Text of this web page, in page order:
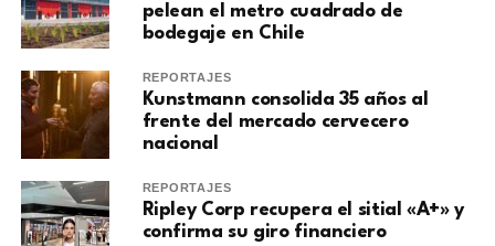
pelean el metro cuadrado de
bodegaje en Chile
REPORTAJES
Kunstmann consolida 35 años al
frente del mercado cervecero
nacional
REPORTAJES
Ripley Corp recupera el sitial «A+» y
confirma su giro financiero